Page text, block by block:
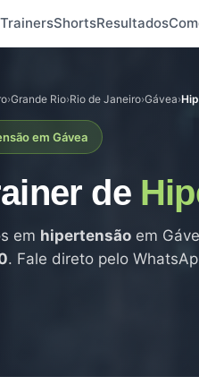
ShortsResultados
›Grande Rio›Rio de Janeiro›Gávea›
em Gávea
de
em hipertensão em
. Fale direto pelo